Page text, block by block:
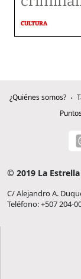
CULTURA
¿Quiénes somos?
© 2019 La
C/ Alejandro A.
Teléfono: +507 204-